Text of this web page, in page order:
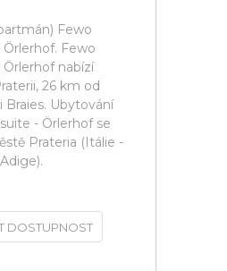
Fewo
Fewo
nabízí
26 km od
Braies. Ubytování
- Örlerhof se
Prateria (Itálie -
DOSTUPNOST